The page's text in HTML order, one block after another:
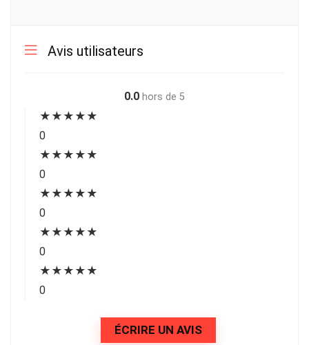
Avis utilisateurs
0.0 hors de 5
★ ★ ★ ★ ★
0
★ ★ ★ ★ ★
0
★ ★ ★ ★ ★
0
★ ★ ★ ★ ★
0
★ ★ ★ ★ ★
0
ÉCRIRE UN AVIS